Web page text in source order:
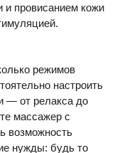
и провисанием кожи
режимов
настроить
— от релакса до
массажер с
возможность
нужды: будь то